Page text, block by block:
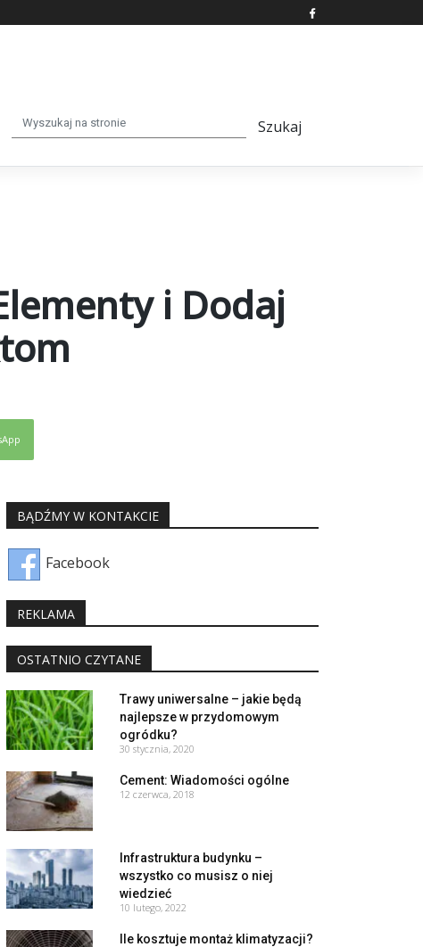
i Dodaj
BĄDŹMY W KONTAKCIE
Facebook
REKLAMA
OSTATNIO CZYTANE
Trawy uniwersalne – jakie będą
najlepsze w przydomowym
ogródku?
30 stycznia, 2020
Cement: Wiadomości ogólne
12 czerwca, 2018
Infrastruktura budynku –
wszystko co musisz o niej
wiedzieć
10 lutego, 2022
Ile kosztuje montaż klimatyzacji?